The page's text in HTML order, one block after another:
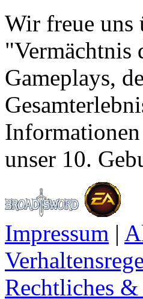
Wir freue uns
"Vermächtnis
Gameplays,
unser 10.
Impressum |
Rechtliches